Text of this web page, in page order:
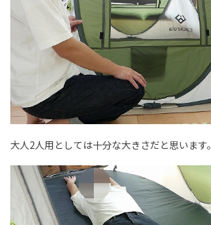
大人2人用としては十分な大きさだと思います。